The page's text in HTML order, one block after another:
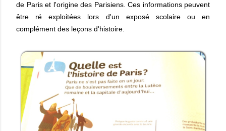
de Paris et l'origine des Parisiens. Ces informations peuvent
être ré exploitées lors d'un exposé scolaire ou en
complément des leçons d'histoire.